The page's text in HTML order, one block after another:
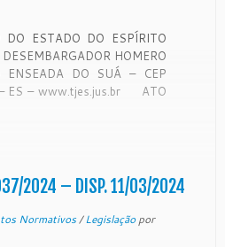
DO ESTADO DO ESPÍRITO
HOMERO
ENSEADA DO SUÁ – CEP
ES – www.tjes.jus.br ATO
2024 – DISP. 11/03/2024
Normativos/Legislaçãopor